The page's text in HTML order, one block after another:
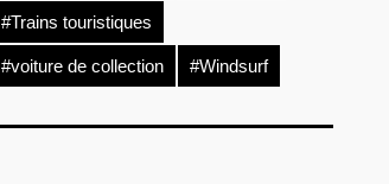
#Trains touristiques
#voiture de collection #Windsurf